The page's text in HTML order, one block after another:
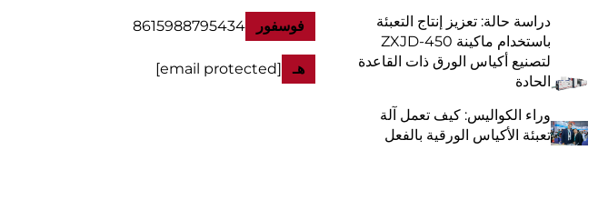
دراسة حالة: تعزيز إنتاج التعبئة
باستخدام ماكينة ZXJD-450
لتصنيع أكياس الورق ذات القاعدة
الحادة
وراء الكواليس: كيف تعمل آلة
تعبئة الأكياس الورقية بالفعل
فوسفور 8615988795434
هـ [email protected]